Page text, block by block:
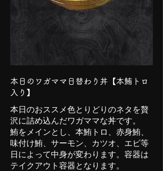
本日のワガママ日替わり丼【本鮪トロ
入り】
本日のおススメ色とりどりのネタを贅
沢に詰め込んだワガママな丼です。
鮪をメインとし、本鮪トロ、赤身鮪、
味付け鮪、サーモン、カツオ、エビ等
日によって中身が変わります。容器は
テイクアウト容器となります。